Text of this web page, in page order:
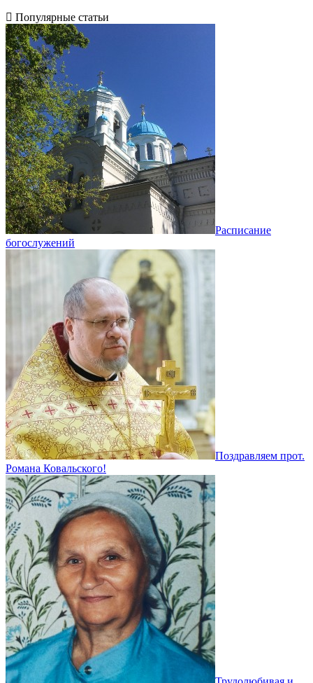
Популярные статьи
Расписание
богослужений
Поздравляем прот.
Романа Ковальского!